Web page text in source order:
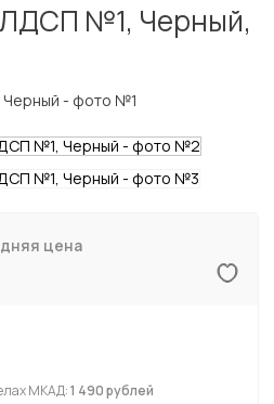
№1, Черный,
цена
МКАД:1 490 рублей